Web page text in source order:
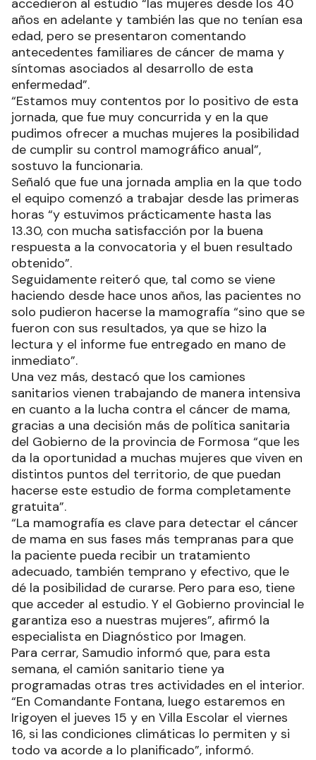
accedieron al estudio “las mujeres desde los 40
años en adelante y también las que no tenían esa
edad, pero se presentaron comentando
antecedentes familiares de cáncer de mama y
síntomas asociados al desarrollo de esta
enfermedad”.
“Estamos muy contentos por lo positivo de esta
jornada, que fue muy concurrida y en la que
pudimos ofrecer a muchas mujeres la posibilidad
de cumplir su control mamográfico anual”,
sostuvo la funcionaria.
Señaló que fue una jornada amplia en la que todo
el equipo comenzó a trabajar desde las primeras
horas “y estuvimos prácticamente hasta las
13.30, con mucha satisfacción por la buena
respuesta a la convocatoria y el buen resultado
obtenido”.
Seguidamente reiteró que, tal como se viene
haciendo desde hace unos años, las pacientes no
solo pudieron hacerse la mamografía “sino que se
fueron con sus resultados, ya que se hizo la
lectura y el informe fue entregado en mano de
inmediato”.
Una vez más, destacó que los camiones
sanitarios vienen trabajando de manera intensiva
en cuanto a la lucha contra el cáncer de mama,
gracias a una decisión más de política sanitaria
del Gobierno de la provincia de Formosa “que les
da la oportunidad a muchas mujeres que viven en
distintos puntos del territorio, de que puedan
hacerse este estudio de forma completamente
gratuita”.
“La mamografía es clave para detectar el cáncer
de mama en sus fases más tempranas para que
la paciente pueda recibir un tratamiento
adecuado, también temprano y efectivo, que le
dé la posibilidad de curarse. Pero para eso, tiene
que acceder al estudio. Y el Gobierno provincial le
garantiza eso a nuestras mujeres”, afirmó la
especialista en Diagnóstico por Imagen.
Para cerrar, Samudio informó que, para esta
semana, el camión sanitario tiene ya
programadas otras tres actividades en el interior.
“En Comandante Fontana, luego estaremos en
Irigoyen el jueves 15 y en Villa Escolar el viernes
16, si las condiciones climáticas lo permiten y si
todo va acorde a lo planificado”, informó.